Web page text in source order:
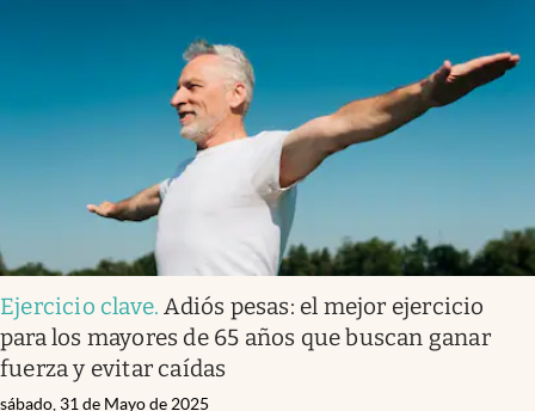
Ejercicio clave.Adiós pesas: el mejor ejercicio
para los mayores de 65 años que buscan ganar
fuerza y evitar caídas
sábado, 31 de Mayo de 2025